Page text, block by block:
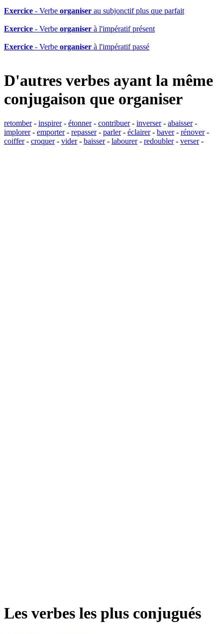
Exercice - Verbe organiser au subjonctif plus que parfait
Exercice - Verbe organiser à l'impératif présent
Exercice - Verbe organiser à l'impératif passé
D'autres verbes ayant la même
conjugaison que organiser
retomber- inspirer- étonner- contribuer- inverser- abaisser-
implorer- emporter- repasser- parler- éclairer- baver- rénover-
coiffer- croquer- vider- baisser- labourer- redoubler- verser-
Les verbes les plus conjugués